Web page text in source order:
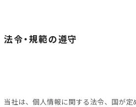
法令・規範の遵守
当社は、個人情報に関する法令、国が